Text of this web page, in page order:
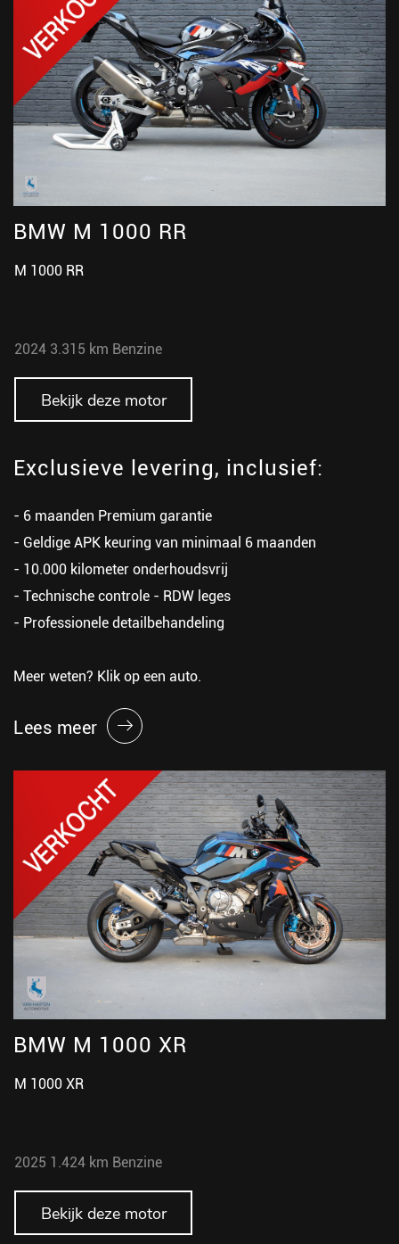
BMW M 1000 RR
M 1000 RR
2024 3.315 km Benzine
Bekijk deze motor
Exclusieve levering, inclusief:
- 6 maanden Premium garantie
- Geldige APK keuring van minimaal 6 maanden
- 10.000 kilometer onderhoudsvrij
- Technische controle - RDW leges
- Professionele detailbehandeling
Meer weten? Klik op een auto.
Lees meer
BMW M 1000 XR
M 1000 XR
2025 1.424 km Benzine
Bekijk deze motor